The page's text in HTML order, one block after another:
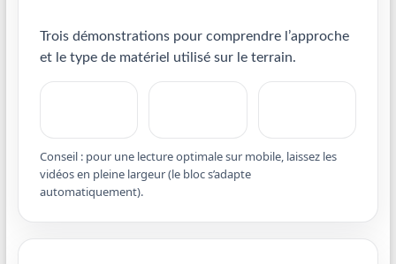
Trois démonstrations pour comprendre l’approche
et le type de matériel utilisé sur le terrain.
Conseil : pour une lecture optimale sur mobile, laissez les
vidéos en pleine largeur (le bloc s’adapte
automatiquement).